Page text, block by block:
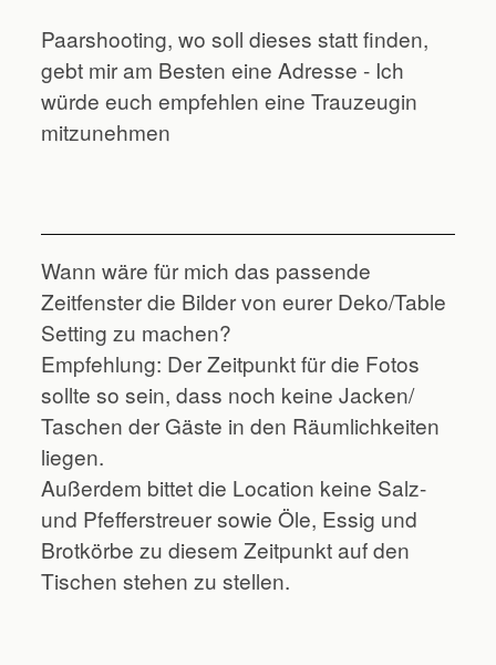
Paarshooting, wo soll dieses statt finden,
gebt mir am Besten eine Adresse - Ich
würde euch empfehlen eine Trauzeugin
mitzunehmen
Wann wäre für mich das passende
Zeitfenster die Bilder von eurer Deko/Table
Setting zu machen?
Empfehlung: Der Zeitpunkt für die Fotos
sollte so sein, dass noch keine Jacken/
Taschen der Gäste in den Räumlichkeiten
liegen.
Außerdem bittet die Location keine Salz-
und Pfefferstreuer sowie Öle, Essig und
Brotkörbe zu diesem Zeitpunkt auf den
Tischen stehen zu stellen.